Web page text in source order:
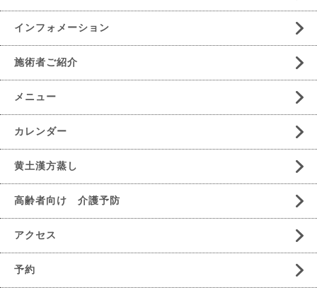
インフォメーション
施術者ご紹介
メニュー
カレンダー
黄土漢方蒸し
高齢者向け 介護予防
アクセス
予約